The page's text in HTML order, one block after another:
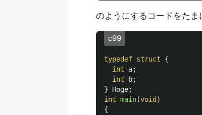
のようにするコードをた
c99
typedef struct
{
int
a;
int
b;
}
Hoge;
int main(void )
{